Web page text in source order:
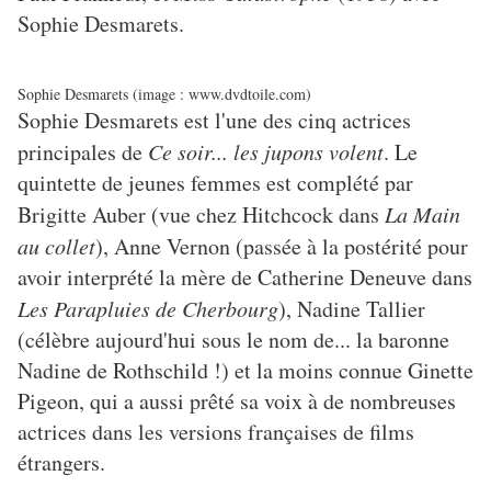
Sophie Desmarets.
Sophie Desmarets (image : www.dvdtoile.com)
Sophie Desmarets est l'une des cinq actrices
principales de Ce soir... les jupons volent. Le
quintette de jeunes femmes est complété par
Brigitte Auber (vue chez Hitchcock dans La Main
au collet), Anne Vernon (passée à la postérité pour
avoir interprété la mère de Catherine Deneuve dans
Les Parapluies de Cherbourg), Nadine Tallier
(célèbre aujourd'hui sous le nom de... la baronne
Nadine de Rothschild !) et la moins connue Ginette
Pigeon, qui a aussi prêté sa voix à de nombreuses
actrices dans les versions françaises de films
étrangers.